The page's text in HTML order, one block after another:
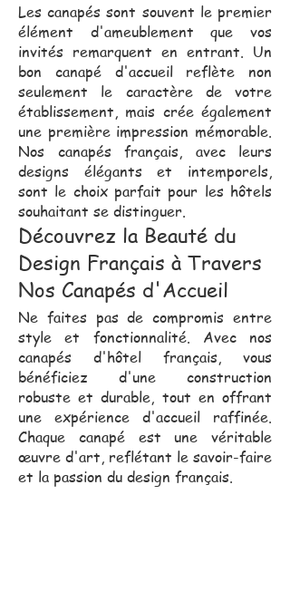
Les canapés sont souvent le premier
élément d'ameublement que vos
invités remarquent en entrant. Un
bon canapé d'accueil reflète non
seulement le caractère de votre
établissement, mais crée également
une première impression mémorable.
Nos canapés français, avec leurs
designs élégants et intemporels,
sont le choix parfait pour les hôtels
souhaitant se distinguer.
Découvrez la Beauté du
Design Français à Travers
Nos Canapés d'Accueil
Ne faites pas de compromis entre
style et fonctionnalité. Avec nos
canapés d'hôtel français, vous
bénéficiez d'une construction
robuste et durable, tout en offrant
une expérience d'accueil raffinée.
Chaque canapé est une véritable
œuvre d'art, reflétant le savoir-faire
et la passion du design français.